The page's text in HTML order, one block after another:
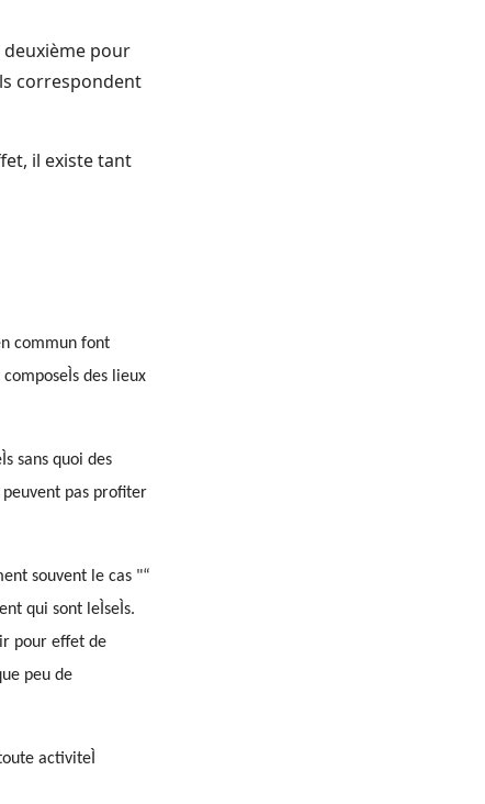
pour
correspondent
il existe tant
commun font
des lieux
sans quoi des
peuvent pas profiter
souvent le cas "“
qui sont leÌseÌs.
pour effet de
peu de
activiteÌ